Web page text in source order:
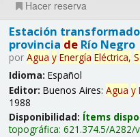
Hacer reserva
Estación
provincia deRío Negro
por Agua y Energía Eléctrica,
Idioma: Español
Editor: Buenos Aires: Agua y
1988
Disponibilidad: Ítems
topográfica: 621.374.5/A282/